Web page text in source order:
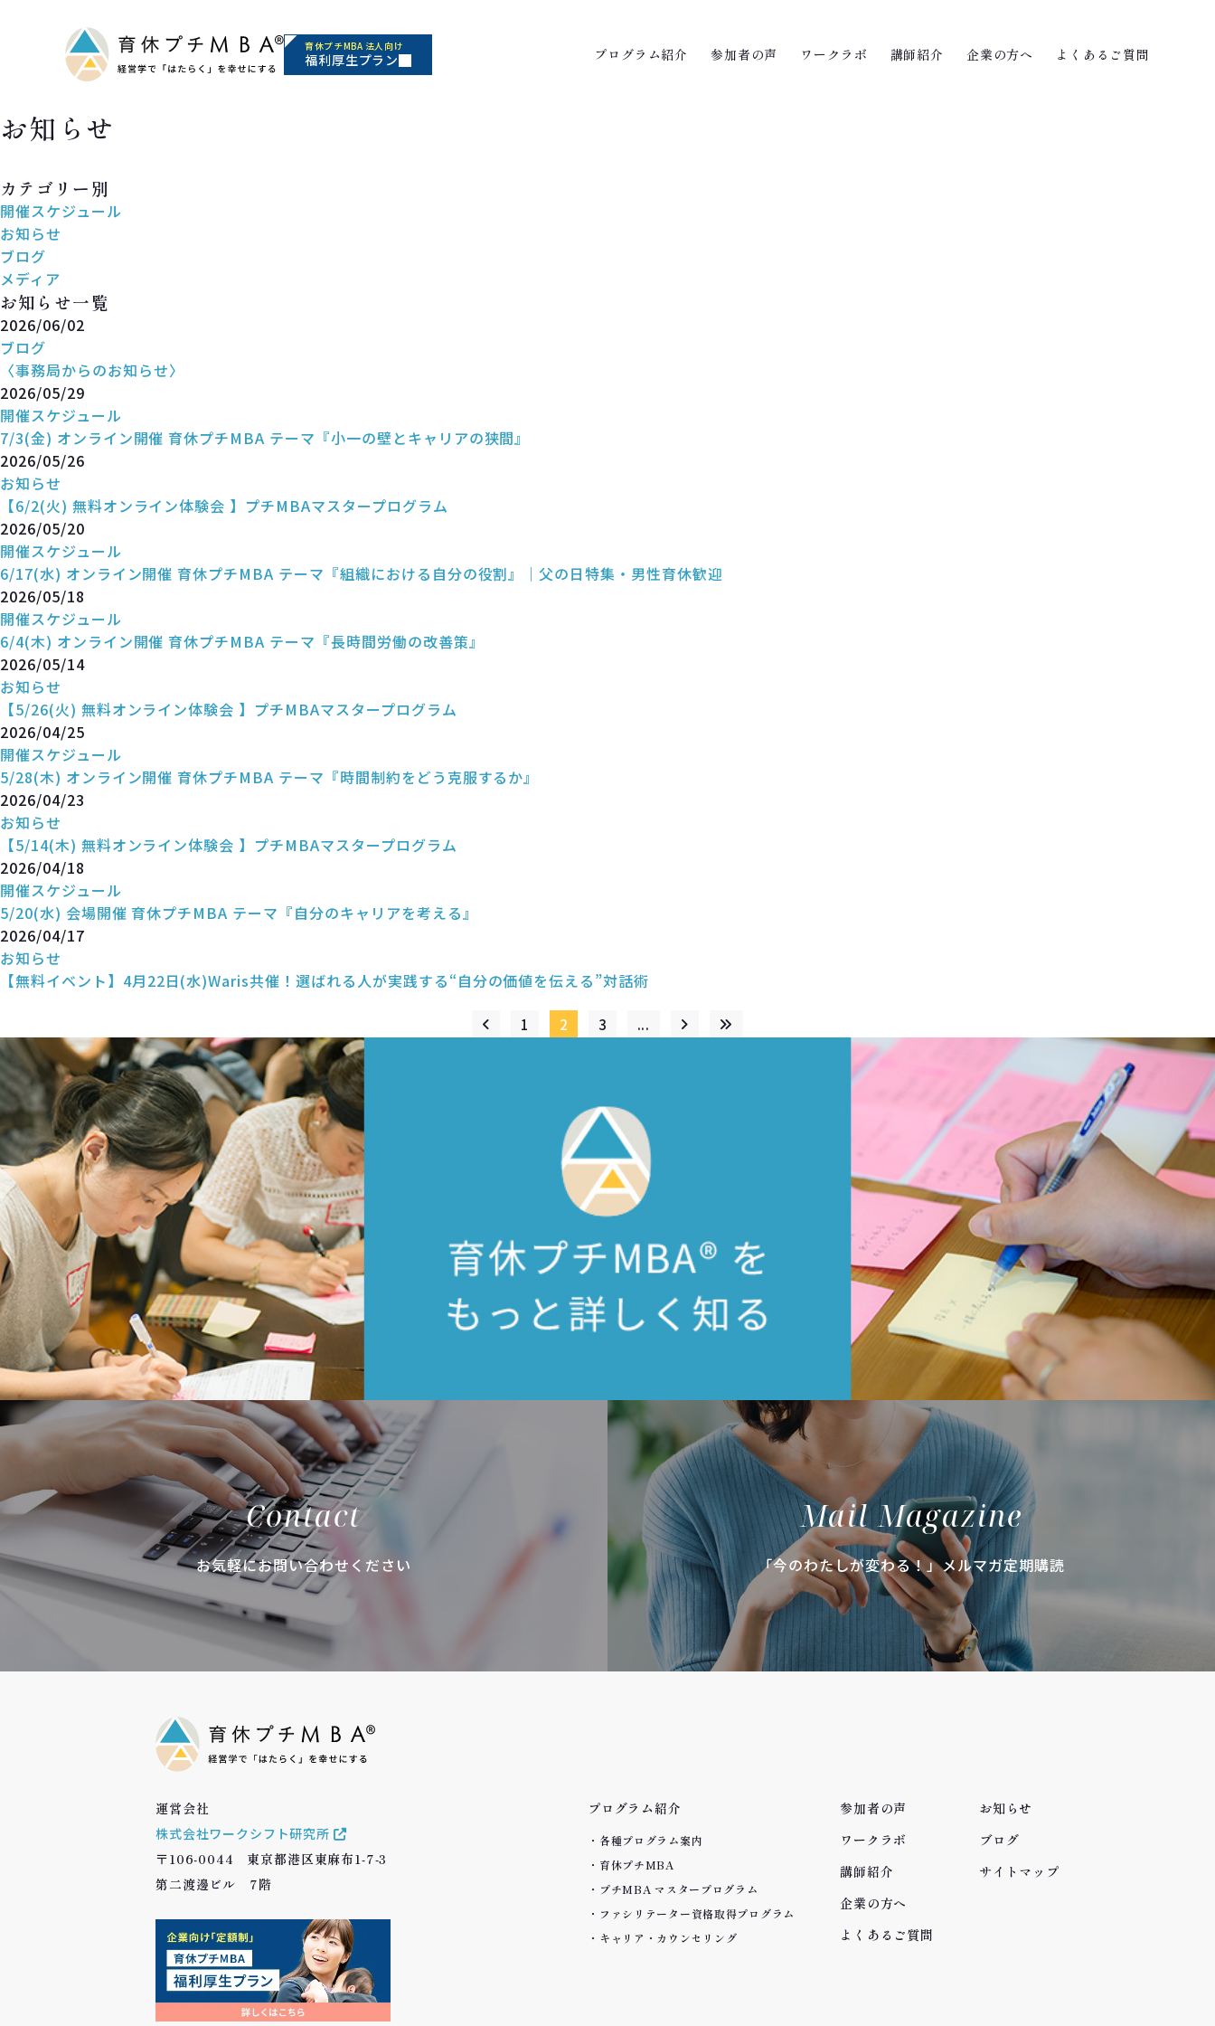
育休プチMBA 法人向け
福利厚生プラン プログラム紹介 参加者の声 ワークラボ 講師紹介 企業の方へ よくあるご質問
お知らせ
カテゴリー別
開催スケジュール
お知らせ
ブログ
メディア
お知らせ一覧
2026/06/02
ブログ
〈事務局からのお知らせ〉
2026/05/29
開催スケジュール
7/3(金) オンライン開催 育休プチMBA テーマ『小一の壁とキャリアの狭間』
2026/05/26
お知らせ
【6/2(火) 無料オンライン体験会 】プチMBAマスタープログラム
2026/05/20
開催スケジュール
6/17(水) オンライン開催 育休プチMBA テーマ『組織における自分の役割』｜父の日特集・男性育休歓迎
2026/05/18
開催スケジュール
6/4(木) オンライン開催 育休プチMBA テーマ『長時間労働の改善策』
2026/05/14
お知らせ
【5/26(火) 無料オンライン体験会 】プチMBAマスタープログラム
2026/04/25
開催スケジュール
5/28(木) オンライン開催 育休プチMBA テーマ『時間制約をどう克服するか』
2026/04/23
お知らせ
【5/14(木) 無料オンライン体験会 】プチMBAマスタープログラム
2026/04/18
開催スケジュール
5/20(水) 会場開催 育休プチMBA テーマ『自分のキャリアを考える』
2026/04/17
お知らせ
【無料イベント】4月22日(水)Waris共催！選ばれる人が実践する“自分の価値を伝える”対話術
1 2 3 ...
Contact
お気軽にお問い合わせください
Mail Magazine
「今のわたしが変わる！」メルマガ定期購読
運営会社
株式会社ワークシフト研究所
〒106-0044 東京都港区東麻布1-7-3
第二渡邊ビル 7階
プログラム紹介
各種プログラム案内
育休プチMBA
プチMBA マスタープログラム
ファシリテーター資格取得プログラム
キャリア・カウンセリング
参加者の声
ワークラボ
講師紹介
企業の方へ
よくあるご質問
お知らせ
ブログ
サイトマップ